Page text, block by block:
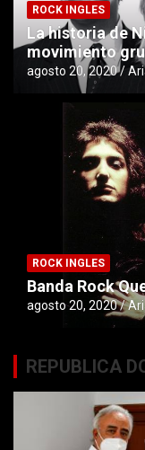
ROCK INGLES
La historia de
movimiento
agosto 20, 2020
ROCK INGLES
Banda Rock
agosto 20, 2020
REPUBLICA